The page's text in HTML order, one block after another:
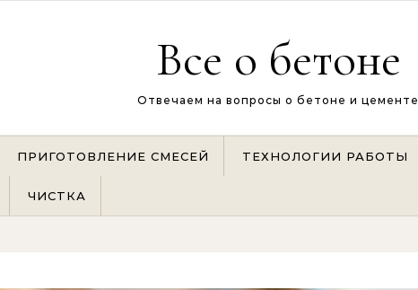
Все о бетоне
Отвечаем на вопросы о бетоне и цементе
ПРИГОТОВЛЕНИЕ СМЕСЕЙ ТЕХНОЛОГИИ РАБОТЫ
ЧИСТКА